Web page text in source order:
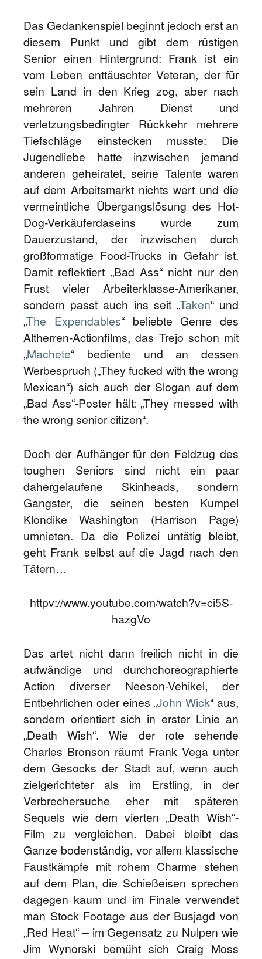
Das Gedankenspiel beginnt jedoch erst an
diesem Punkt und gibt dem rüstigen
Senior einen Hintergrund: Frank ist ein
vom Leben enttäuschter Veteran, der für
sein Land in den Krieg zog, aber nach
mehreren Jahren Dienst und
verletzungsbedingter Rückkehr mehrere
Tiefschläge einstecken musste: Die
Jugendliebe hatte inzwischen jemand
anderen geheiratet, seine Talente waren
auf dem Arbeitsmarkt nichts wert und die
vermeintliche Übergangslösung des Hot-
Dog-Verkäuferdaseins wurde zum
Dauerzustand, der inzwischen durch
großformatige Food-Trucks in Gefahr ist.
Damit reflektiert „Bad Ass“ nicht nur den
Frust vieler Arbeiterklasse-Amerikaner,
sondern passt auch ins seit „Taken“ und
„The Expendables“ beliebte Genre des
Altherren-Actionfilms, das Trejo schon mit
„Machete“ bediente und an dessen
Werbespruch („They fucked with the wrong
Mexican“) sich auch der Slogan auf dem
„Bad Ass“-Poster hält: „They messed with
the wrong senior citizen“.
Doch der Aufhänger für den Feldzug des
toughen Seniors sind nicht ein paar
dahergelaufene Skinheads, sondern
Gangster, die seinen besten Kumpel
Klondike Washington (Harrison Page)
umnieten. Da die Polizei untätig bleibt,
geht Frank selbst auf die Jagd nach den
Tätern…
httpv://www.youtube.com/watch?v=ci5S-
hazgVo
Das artet nicht dann freilich nicht in die
aufwändige und durchchoreographierte
Action diverser Neeson-Vehikel, der
Entbehrlichen oder eines „John Wick“ aus,
sondern orientiert sich in erster Linie an
„Death Wish“. Wie der rote sehende
Charles Bronson räumt Frank Vega unter
dem Gesocks der Stadt auf, wenn auch
zielgerichteter als im Erstling, in der
Verbrechersuche eher mit späteren
Sequels wie dem vierten „Death Wish“-
Film zu vergleichen. Dabei bleibt das
Ganze bodenständig, vor allem klassische
Faustkämpfe mit rohem Charme stehen
auf dem Plan, die Schießeisen sprechen
dagegen kaum und im Finale verwendet
man Stock Footage aus der Busjagd von
„Red Heat“ – im Gegensatz zu Nulpen wie
Jim Wynorski bemüht sich Craig Moss